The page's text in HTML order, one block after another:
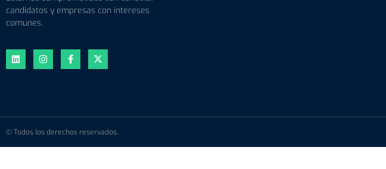
candidatos y empresas con intereses
comunes.
© Todos los derechos reservados.